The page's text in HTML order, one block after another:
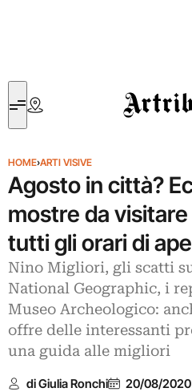
Artribune
HOME›ARTI VISIVE
Agosto in città?
mostre da
tutti gli orari di
Nino Migliori, gli scatti
National Geographic, i
Museo Archeologico:
offre delle interessanti
una guida alle migliori
di Giulia Ronchi 20/08/2020